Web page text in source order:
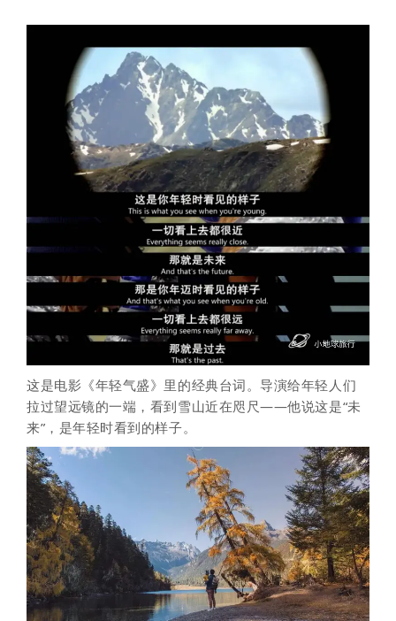
这是电影《年轻气盛》里的经典台词。导演给年轻人们
拉过望远镜的一端，看到雪山近在咫尺——他说这是“未
来”，是年轻时看到的样子。